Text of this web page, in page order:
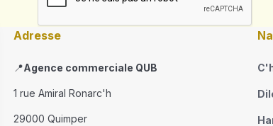
Adresse
📍Agence commerciale QUB
1 rue Amiral Ronarc'h
29000 Quimper